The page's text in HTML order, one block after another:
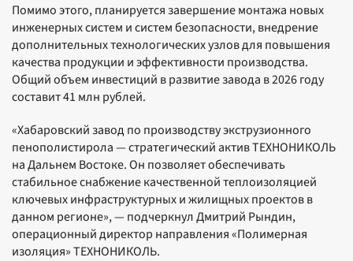
Помимо этого, планируется завершение монтажа новых
инженерных систем и систем безопасности, внедрение
дополнительных технологических узлов для повышения
качества продукции и эффективности производства.
Общий объем инвестиций в развитие завода в 2026 году
составит 41 млн рублей.
«Хабаровский завод по производству экструзионного
пенополистирола — стратегический актив ТЕХНОНИКОЛЬ
на Дальнем Востоке. Он позволяет обеспечивать
стабильное снабжение качественной теплоизоляцией
ключевых инфраструктурных и жилищных проектов в
данном регионе», — подчеркнул Дмитрий Рындин,
операционный директор направления «Полимерная
изоляция» ТЕХНОНИКОЛЬ.